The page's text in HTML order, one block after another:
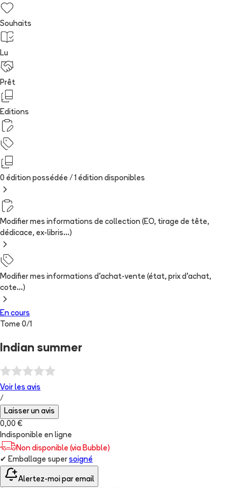
Souhaits
Lu
Prêt
Editions
0 édition possédée / 1 édition disponibles
Modifier mes informations de collection (EO, tirage de tête,
dédicace, ex-libris...)
Modifier mes informations d'achat-vente (état, prix d'achat,
cote...)
En cours
Tome 0/1
Indian summer
Voir les avis
/
Laisser un avis
0,00 €
Indisponible en ligne
Non disponible (via Bubble)
✔ Emballage super soigné
Alertez-moi par email